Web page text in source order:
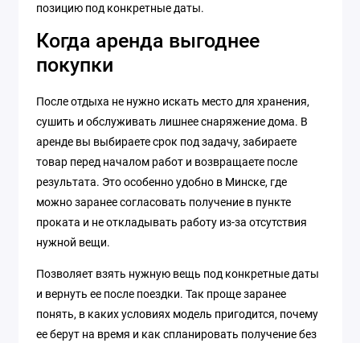
позицию под конкретные даты.
Когда аренда выгоднее
покупки
После отдыха не нужно искать место для хранения,
сушить и обслуживать лишнее снаряжение дома. В
аренде вы выбираете срок под задачу, забираете
товар перед началом работ и возвращаете после
результата. Это особенно удобно в Минске, где
можно заранее согласовать получение в пункте
проката и не откладывать работу из-за отсутствия
нужной вещи.
Позволяет взять нужную вещь под конкретные даты
и вернуть ее после поездки. Так проще заранее
понять, в каких условиях модель пригодится, почему
ее берут на время и как спланировать получение без